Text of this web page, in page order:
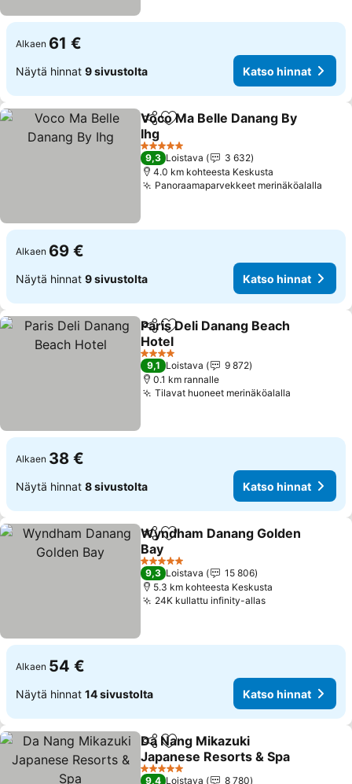
Alkaen 61 €
Näytä hinnat 9 sivustolta Katso hinnat
Jaa Lisää suosikkeihin
Voco Ma Belle Danang By
Ihg
5 Tähtiluokitus
9,3 Loistava
3 632
4.0 km kohteesta Keskusta
Panoraamaparvekkeet merinäköalalla
Alkaen 69 €
Näytä hinnat 9 sivustolta Katso hinnat
Jaa Lisää suosikkeihin
Paris Deli Danang Beach
Hotel
4 Tähtiluokitus
9,1 Loistava
9 872
0.1 km rannalle
Tilavat huoneet merinäköalalla
Alkaen 38 €
Näytä hinnat 8 sivustolta Katso hinnat
Jaa Lisää suosikkeihin
Wyndham Danang Golden
Bay
5 Tähtiluokitus
9,3 Loistava
15 806
5.3 km kohteesta Keskusta
24K kullattu infinity-allas
Alkaen 54 €
Näytä hinnat 14 sivustolta Katso hinnat
Jaa Lisää suosikkeihin
Da Nang Mikazuki
Japanese Resorts & Spa
5 Tähtiluokitus
9,4 Loistava
8 780